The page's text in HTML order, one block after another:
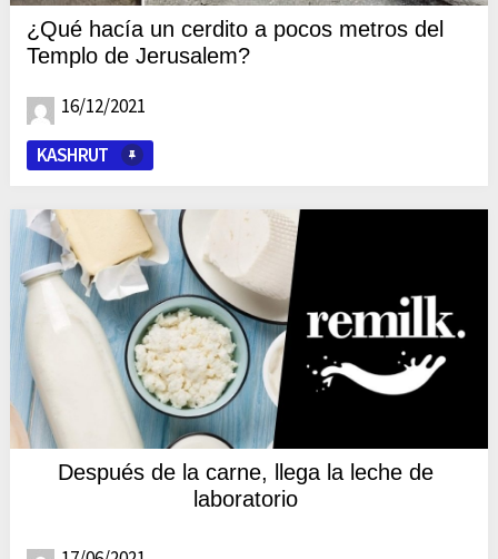
¿Qué hacía un cerdito a pocos metros del
Templo de Jerusalem?
16/12/2021
KASHRUT
Después de la carne, llega la leche de
laboratorio